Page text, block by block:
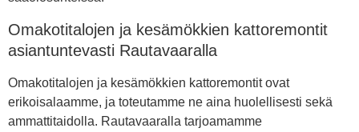
Omakotitalojen ja kesämökkien kattoremontit
asiantuntevasti Rautavaaralla
Omakotitalojen ja kesämökkien kattoremontit ovat
erikoisalaamme, ja toteutamme ne aina huolellisesti sekä
ammattitaidolla. Rautavaaralla tarjoamamme